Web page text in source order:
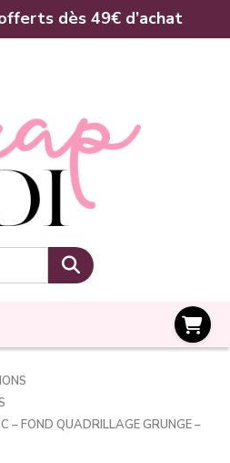
dès 49€ d’achat
– FOND QUADRILLAGE GRUNGE –